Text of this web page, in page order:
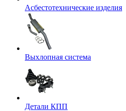
Асбестотехнические изделия
Выхлопная система
Детали КПП